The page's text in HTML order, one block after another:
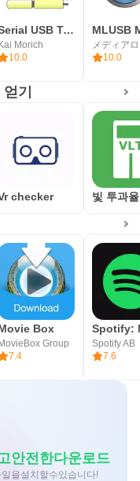
Serial USB Terminal
Kai Morich
10.0
10.0
기
checker
Box
MovieBox Group
7.4
Spotify AB
7.6
안전한다운로드
을설치할수있습니다!